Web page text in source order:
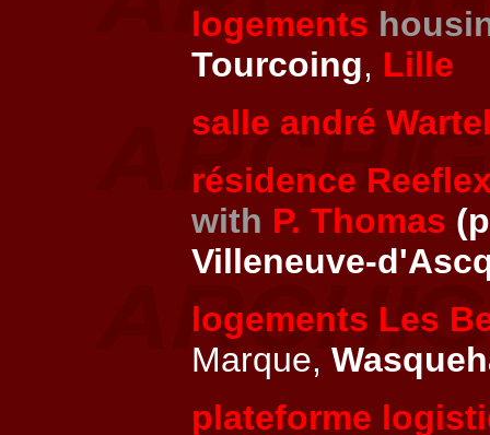
logements
Tourcoing, Lille
salle andré
résidence
with P. Thomas
Villeneuve-
logements Les
Marque,
plateforme